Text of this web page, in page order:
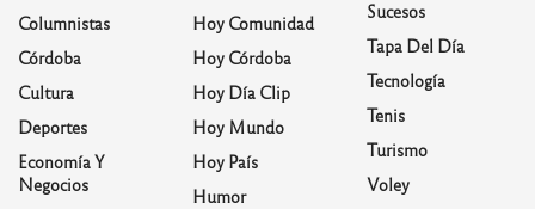
Columnistas
Córdoba
Cultura
Deportes
Economía Y
Negocios
Hoy Comunidad
Hoy Córdoba
Hoy Día Clip
Hoy Mundo
Hoy País
Humor
Sucesos
Tapa Del Día
Tecnología
Tenis
Turismo
Voley